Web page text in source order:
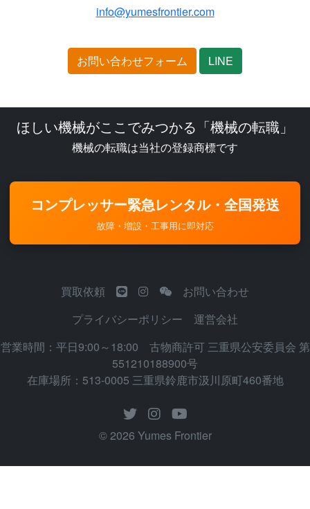
info@yumesfrontier.com
お問い合わせフォーム LINE
ほしい機械がここでみつかる「機械の転職」
機械の転職は当社の登録商標です
コンプレッサー緊急レンタル・全国発送
故障・増設・工事用に即対応
買取依頼
お問い合わせ
プライバシーポリシー
運営会社
営業時間：平日9:00～18:00 古物商許可 三重県公安委員会 第
551210188900号
在庫場所：513-0005 三重県鈴鹿市汲川原町460番地
© 2026 Yumes Frontier